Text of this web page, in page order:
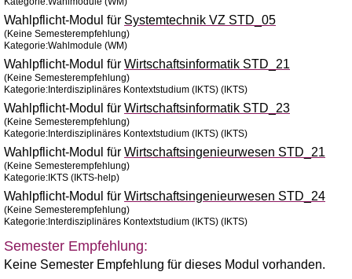
Wahlpflicht-Modul für Systemtechnik VZ STD_05
(Keine Semesterempfehlung)
Kategorie:Wahlmodule (WM)
Wahlpflicht-Modul für Wirtschaftsinformatik STD_21
(Keine Semesterempfehlung)
Kategorie:Interdisziplinäres Kontextstudium (IKTS) (IKTS)
Wahlpflicht-Modul für Wirtschaftsinformatik STD_23
(Keine Semesterempfehlung)
Kategorie:Interdisziplinäres Kontextstudium (IKTS) (IKTS)
Wahlpflicht-Modul für Wirtschaftsingenieurwesen STD_21
(Keine Semesterempfehlung)
Kategorie:IKTS (IKTS-help)
Wahlpflicht-Modul für Wirtschaftsingenieurwesen STD_24
(Keine Semesterempfehlung)
Kategorie:Interdisziplinäres Kontextstudium (IKTS) (IKTS)
Semester Empfehlung:
Keine Semester Empfehlung für dieses Modul vorhanden.